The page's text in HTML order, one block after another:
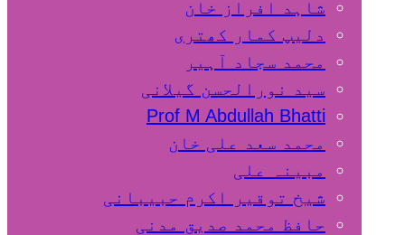
شاہد افراز خان
دلیپ کمار کھتری
محمد سجاد آہیر
سید نورالحسن گیلانی
Prof M Abdullah Bhatti
محمد سعد علی خان
مبینہ علی
شیخ توقیر اکرم حبیبانی
حافظ محمد صدیق مدنی